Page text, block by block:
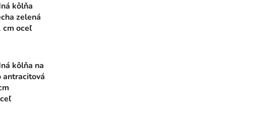
kôlňa
zelená
oceľ
kôlňa na
antracitová